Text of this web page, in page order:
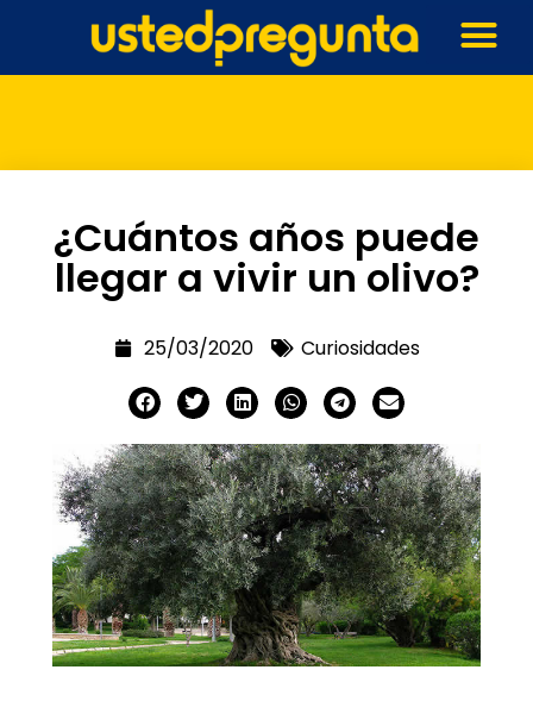
¿Cuántos años puede
llegar a vivir un olivo?
25/03/2020 Curiosidades